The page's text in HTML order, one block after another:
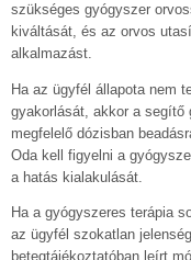
szükséges gyógyszer
kiváltását, és az orvos
alkalmazást.
Ha az ügyfél állapota nem
gyakorlását, akkor a segítő
megfelelő dózisban
Oda kell figyelni a
a hatás kialakulását.
Ha a gyógyszeres terápia
az ügyfél szokatlan
betegtájékoztatóban leírt